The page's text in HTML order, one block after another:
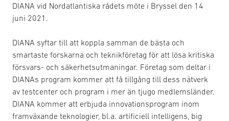
DIANA vid Nordatlantiska rådets möte i Bryssel den 14
juni 2021.
DIANA syftar till att koppla samman de bästa och
smartaste forskarna och teknikföretag för att lösa kritiska
försvars- och säkerhetsutmaningar. Företag som deltar i
DIANAs program kommer att få tillgång till dess nätverk
av testcenter och program i mer än tjugo medlemsländer.
DIANA kommer att erbjuda innovationsprogram inom
framväxande teknologier, bl.a. artificiell intelligens, big